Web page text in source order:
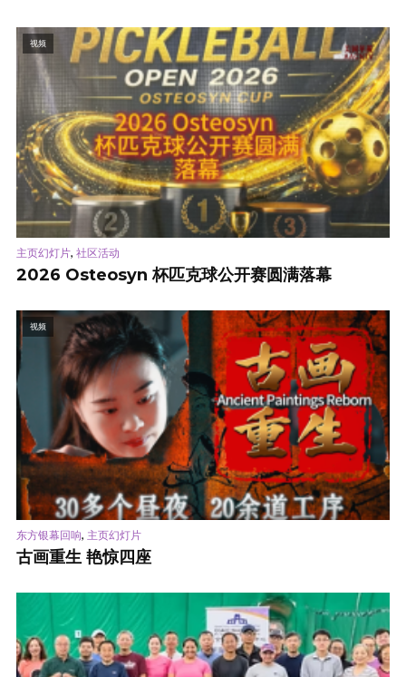
视频
主页幻灯片, 社区活动
2026 Osteosyn 杯匹克球公开赛圆满落幕
视频
东方银幕回响, 主页幻灯片
古画重生 艳惊四座